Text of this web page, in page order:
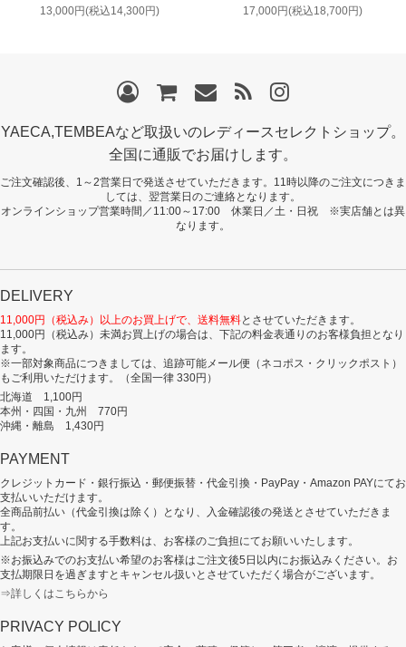
13,000円(税込14,300円) 17,000円(税込18,700円)
YAECA,TEMBEAなど取扱いのレディースセレクトショップ。
全国に通販でお届けします。
ご注文確認後、1～2営業日で発送させていただきます。11時以降のご注文につきま
しては、翌営業日のご連絡となります。
オンラインショップ営業時間／11:00～17:00 休業日／土・日祝 ※実店舗とは異
なります。
DELIVERY
11,000円（税込み）以上のお買上げで、送料無料とさせていただきます。
11,000円（税込み）未満お買上げの場合は、下記の料金表通りのお客様負担となり
ます。
※一部対象商品につきましては、追跡可能メール便（ネコポス・クリックポスト）
もご利用いただけます。（全国一律 330円）
北海道 1,100円
本州・四国・九州 770円
沖縄・離島 1,430円
PAYMENT
クレジットカード・銀行振込・郵便振替・代金引換・PayPay・Amazon PAYにてお
支払いいただけます。
全商品前払い（代金引換は除く）となり、入金確認後の発送とさせていただきま
す。
上記お支払いに関する手数料は、お客様のご負担にてお願いいたします。
※お振込みでのお支払い希望のお客様はご注文後5日以内にお振込みください。お
支払期限日を過ぎますとキャンセル扱いとさせていただく場合がございます。
⇒詳しくはこちらから
PRIVACY POLICY